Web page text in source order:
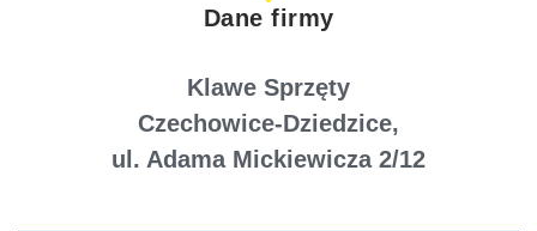
Dane firmy
Klawe Sprzęty
Czechowice-Dziedzice,
ul. Adama Mickiewicza 2/12